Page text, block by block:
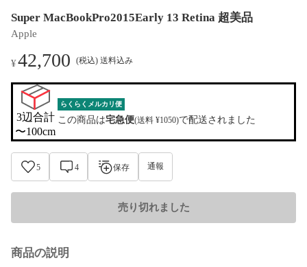
Super MacBookPro2015Early 13 Retina 超美品
Apple
¥42,700 (税込) 送料込み
3辺合計
〜100cm
らくらくメルカリ便
この商品は宅急便(送料 ¥1050)で配送されました
5 4 保存 通報
売り切れました
商品の説明